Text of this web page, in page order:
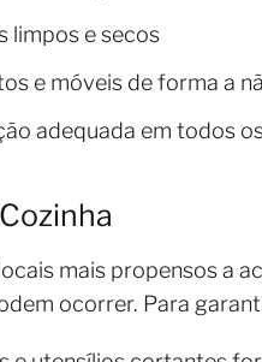
limpos e secos
e móveis de forma a
adequada em todos
mais propensos a
ocorrer. Para